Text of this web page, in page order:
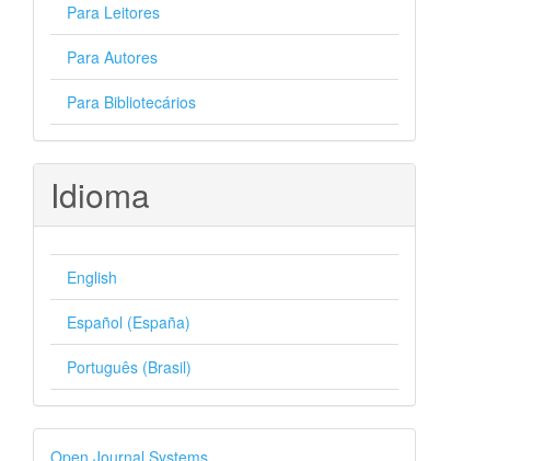
Para Leitores
Para Autores
Para Bibliotecários
Idioma
English
Español (España)
Português (Brasil)
Desenvolvido
Open Journal Systems